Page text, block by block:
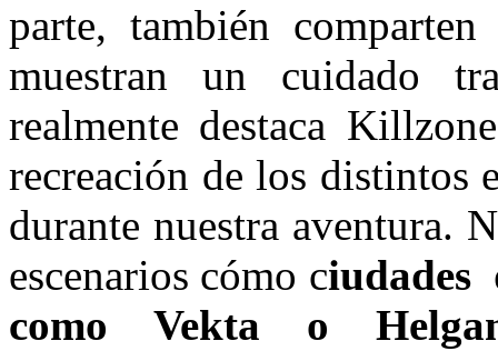
parte, también
muestran un cuidado
realmente destaca
recreación de los distintos
durante nuestra aventura.
escenarios cómo ciudades
como Vekta o